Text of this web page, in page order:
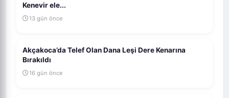
Kenevir ele...
13 gün önce
Akçakoca’da Telef Olan Dana Leşi Dere Kenarına
Bırakıldı
16 gün önce